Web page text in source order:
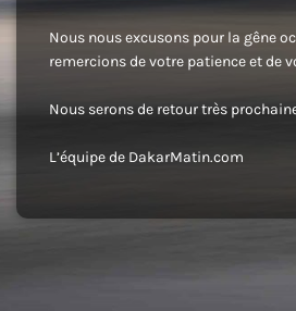
Nous nous excusons pour la gêne
remercions de votre patience et de
Nous serons de retour très
L’équipe de DakarMatin.com